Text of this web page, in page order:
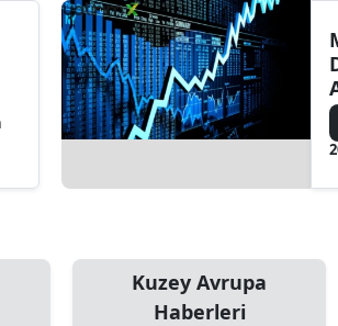
Kuzey Avrupa
Haberleri